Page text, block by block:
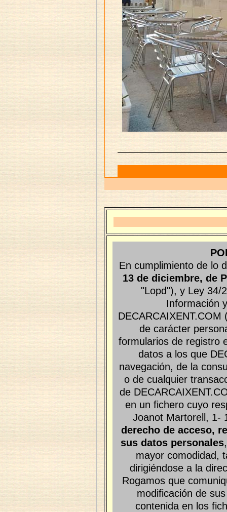
En cumplimiento de lo
13 de diciembre, de
"Lopd"), y Ley 34/
Información
de carácter
formularios de registro
datos a los que
navegación, de la
o de cualquier
de
en un fichero cuyo
Joanot Martorell, 1-
derecho de acceso,
sus datos personales
mayor comodidad,
dirigiéndose a la
Rogamos que
modificación de
contenida en los